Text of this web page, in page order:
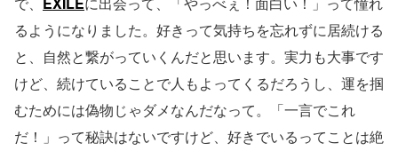
るようになりました。好きって気持ちを忘れずに居続ける
と、自然と繋がっていくんだと思います。実力も大事です
けど、続けていることで人もよってくるだろうし、運を掴
むためには偽物じゃダメなんだなって。「一言でこれ
だ！」って秘訣はないですけど、好きでいるってことは絶